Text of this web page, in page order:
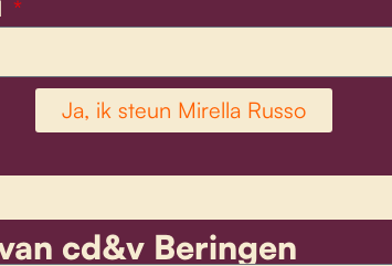
Ja, ik steun Mirella Russo
cd&v Beringen